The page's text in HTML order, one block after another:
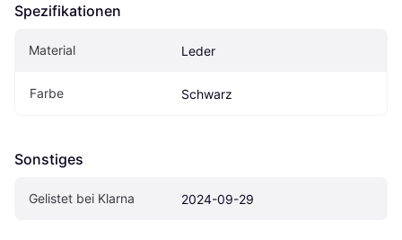
Spezifikationen
Material Leder
Farbe Schwarz
Sonstiges
Gelistet bei Klarna 2024-09-29